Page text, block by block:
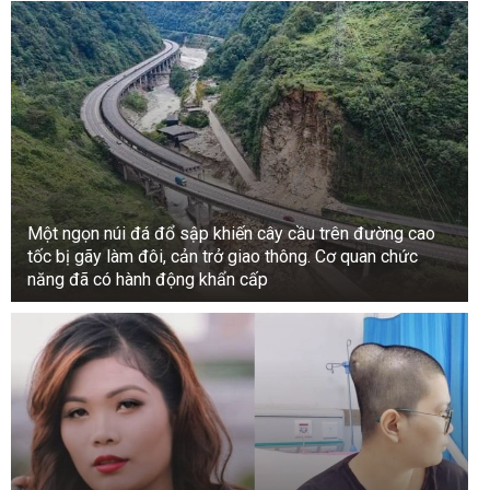
Một ngọn núi đá đổ sập khiến cây cầu trên đường cao
tốc bị gãy làm đôi, cản trở giao thông. Cơ quan chức
năng đã có hành động khẩn cấp